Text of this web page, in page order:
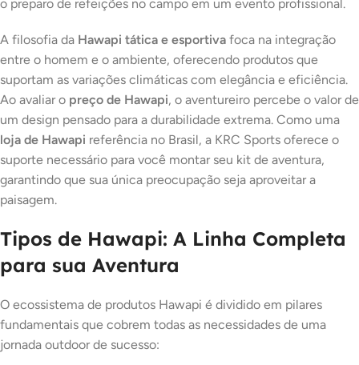
o preparo de refeições no campo em um evento profissional.
A filosofia da Hawapi tática e esportiva foca na integração
entre o homem e o ambiente, oferecendo produtos que
suportam as variações climáticas com elegância e eficiência.
Ao avaliar o preço de Hawapi, o aventureiro percebe o valor de
um design pensado para a durabilidade extrema. Como uma
loja de Hawapi referência no Brasil, a KRC Sports oferece o
suporte necessário para você montar seu kit de aventura,
garantindo que sua única preocupação seja aproveitar a
paisagem.
Tipos de Hawapi: A Linha Completa
para sua Aventura
O ecossistema de produtos Hawapi é dividido em pilares
fundamentais que cobrem todas as necessidades de uma
jornada outdoor de sucesso: